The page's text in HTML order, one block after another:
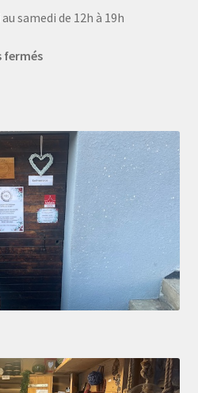
samedi de 12h à 19h
fermés